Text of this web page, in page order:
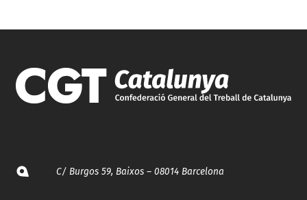
C/ Burgos 59, Baixos – 08014 Barcelona